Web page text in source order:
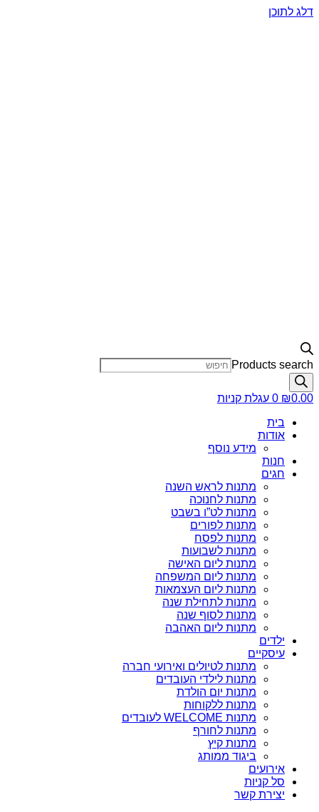
דלג לתוכן
Products search
₪0.00
0 עגלת קניות
בית
אודות
מידע נוסף
חנות
חגים
מתנות לראש השנה
מתנות לחנוכה
מתנות לט”ו בשבט
מתנות לפורים
מתנות לפסח
מתנות לשבועות
מתנות ליום האישה
מתנות ליום המשפחה
מתנות ליום העצמאות
מתנות לתחילת שנה
מתנות לסוף שנה
מתנות ליום האהבה
ילדים
עיסקיים
מתנות לטיולים ואירועי חברה
מתנות לילדי העובדים
מתנות יום הולדת
מתנות ללקוחות
מתנות WELCOME לעובדים
מתנות לחורף
מתנות קיץ
ביגוד ממותג
אירועים
סל קניות
יצירת קשר